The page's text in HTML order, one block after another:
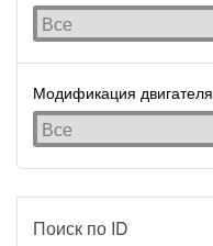
Модификация двигателя
Поиск по ID